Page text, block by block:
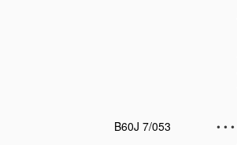
B60J 7/053
• • •